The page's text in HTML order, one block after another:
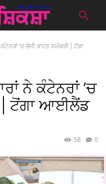
’ਚ ਭੇਜੀ ਰਾਹਤ ਸਮੱਗਰੀ | ਟੋਂਗਾ
ਨੇ ਕੰਟੇਨਰਾਂ ’ਚ
| ਟੋਂਗਾ ਆਈਲੈਂਡ
0
58